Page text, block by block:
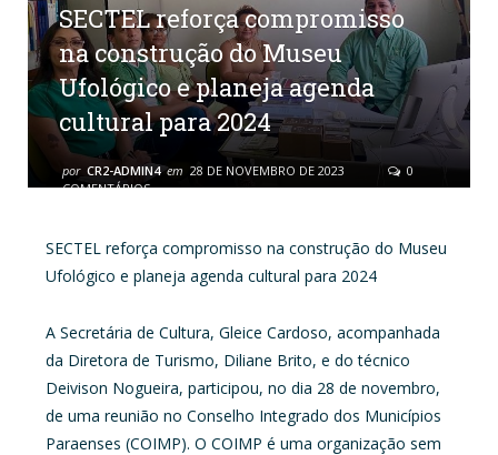
SECTEL reforça compromisso
na construção do Museu
Ufológico e planeja agenda
cultural para 2024
por CR2-ADMIN4 em 28 DE NOVEMBRO DE 2023
0
COMENTÁRIOS
SECTEL reforça compromisso na construção do Museu
Ufológico e planeja agenda cultural para 2024
A Secretária de Cultura, Gleice Cardoso, acompanhada
da Diretora de Turismo, Diliane Brito, e do técnico
Deivison Nogueira, participou, no dia 28 de novembro,
de uma reunião no Conselho Integrado dos Municípios
Paraenses (COIMP). O COIMP é uma organização sem